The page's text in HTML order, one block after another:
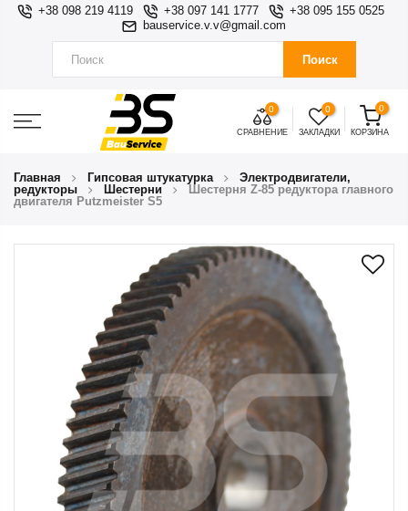
+38 098 219 4119 +38 097 141 1777
+38 095 155 0525
bauservice.v.v@gmail.com
Поиск
0
СРАВНЕНИЕ
0
ЗАКЛАДКИ
0
КОРЗИНА
Главная Гипсовая штукатурка
Электродвигатели,
редукторы
Шестерни
Шестерня Z-85 редуктора главного
двигателя Putzmeister S5